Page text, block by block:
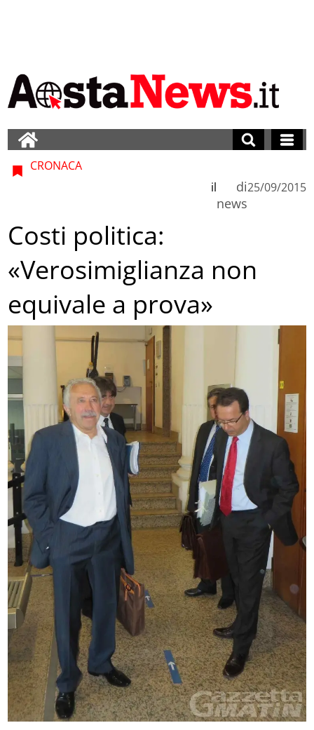
CRONACA
di
news
il 25/09/2015
Costi politica:
«Verosimiglianza non
equivale a prova»